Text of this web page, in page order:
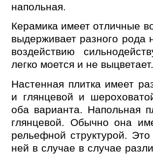
напольная.
Керамика имеет отличные
выдерживает разного рода
воздействию
легко моется и не выцветает.
Настенная плитка имеет
и глянцевой и
оба варианта. Напольная
глянцевой. Обычно она
рельефной структурой.
ней в случае в случае